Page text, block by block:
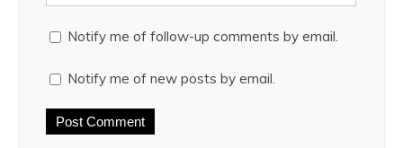
Notify me of follow-up comments by email.
Notify me of new posts by email.